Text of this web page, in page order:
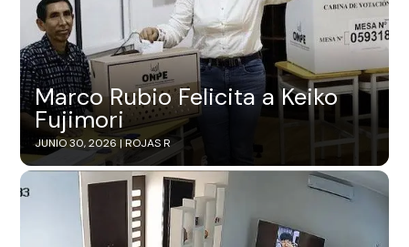
Marco Rubio Felicita a Keiko
Fujimori
JUNIO 30, 2026 |ROJAS R